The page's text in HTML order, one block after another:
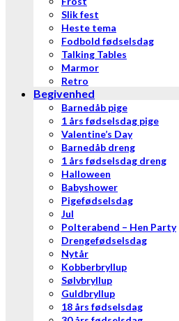
Slik fest
Heste tema
Fodbold fødselsdag
Talking Tables
Marmor
Retro
Begivenhed
Barnedåb pige
1 års fødselsdag pige
Valentine’s Day
Barnedåb dreng
1 års fødselsdag dreng
Halloween
Babyshower
Pigefødselsdag
Jul
Polterabend – Hen Party
Drengefødselsdag
Nytår
Kobberbryllup
Sølvbryllup
Guldbryllup
18 års fødselsdag